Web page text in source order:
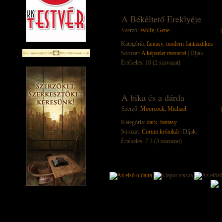
A Békéltető Ereklyéje
Szerző: Wolfe, Gene
Kategória: fantasy, modern fantasztikus
Sorozat: A képzelet mesterei | Díjak:
Értékelés: 10 (2 szavazat)
A bika és a dárda
Szerző: Moorcock, Michael
Kategória: dark, fantasy
Sorozat: Corum krónikái | Díjak:
Értékelés: 7.3 (3 szavazat)